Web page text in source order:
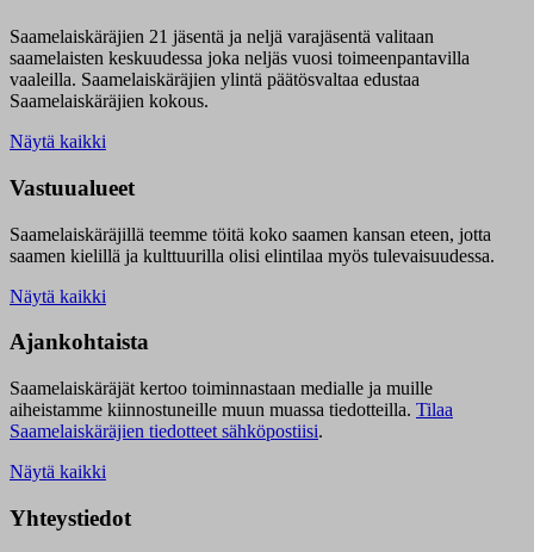
Saamelaiskäräjien 21 jäsentä ja neljä varajäsentä valitaan
saamelaisten keskuudessa joka neljäs vuosi toimeenpantavilla
vaaleilla. Saamelaiskäräjien ylintä päätösvaltaa edustaa
Saamelaiskäräjien kokous.
Näytä kaikki
Vastuualueet
Saamelaiskäräjillä teemme töitä koko saamen kansan eteen, jotta
saamen kielillä ja kulttuurilla olisi elintilaa myös tulevaisuudessa.
Näytä kaikki
Ajankohtaista
Saamelaiskäräjät kertoo toiminnastaan medialle ja muille
aiheistamme kiinnostuneille muun muassa tiedotteilla. Tilaa
Saamelaiskäräjien tiedotteet sähköpostiisi.
Näytä kaikki
Yhteystiedot